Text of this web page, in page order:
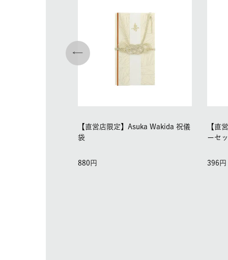
【直営店限定】Asuka Wakida 祝儀
袋
880
【直
ーセ
396